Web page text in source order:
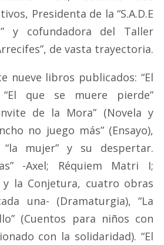
Presidenta de la “S.A.D.E
y cofundadora del Taller
de vasta trayectoria.
nueve libros publicados: “El
“El que se muere pierde”
de la Mora” (Novela y
no juego más” (Ensayo),
“la mujer” y su despertar.
-Axel; Réquiem Matri I;
la Conjetura, cuatro obras
una- (Dramaturgia), “La
(Cuentos para niños con
con la solidaridad). “El